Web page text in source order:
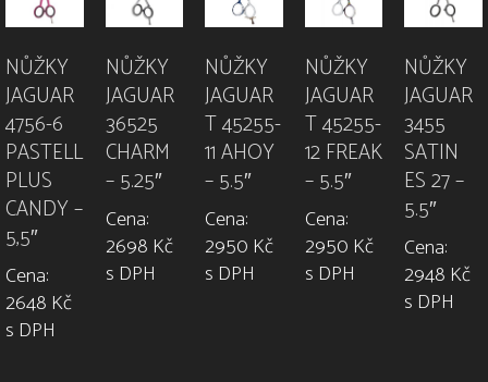
NŮŽKY
JAGUAR
4756-6
PASTELL
PLUS
CANDY –
5,5″
Cena:
2648 Kč
s DPH
NŮŽKY
JAGUAR
36525
CHARM
– 5.25″
Cena:
2698 Kč
s DPH
NŮŽKY
JAGUAR
T 45255-
11 AHOY
– 5.5″
Cena:
2950 Kč
s DPH
NŮŽKY
JAGUAR
T 45255-
12 FREAK
– 5.5″
Cena:
2950 Kč
s DPH
NŮŽKY
JAGUAR
3455
SATIN
ES 27 –
5.5″
Cena:
2948 Kč
s DPH